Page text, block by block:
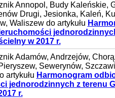
Annopol, Budy Kaleńskie,
Drugi, Jesionka, Kaleń,
Waliszew do artykułu
w 2017 r.
Adamów, Andrzejów,
Sewerynów,
artykułu Harmonogram
jednorodzinnych z terenu
r.